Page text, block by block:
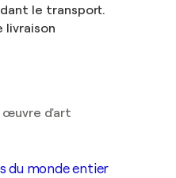
le transport.
livraison
œuvre d'art
du monde entier